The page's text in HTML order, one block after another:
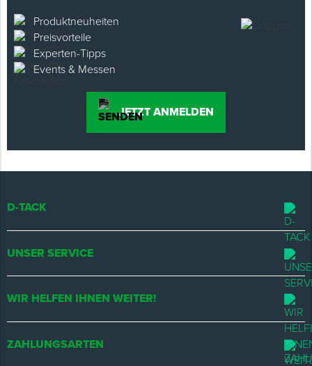
Produktneuheiten
Preisvorteile
Experten-Tipps
Events & Messen
JETZT ANMELDEN
D-TACK
UNSER SERVICE
WIR HELFEN IHNEN WEITER!
ZAHLUNGSARTEN